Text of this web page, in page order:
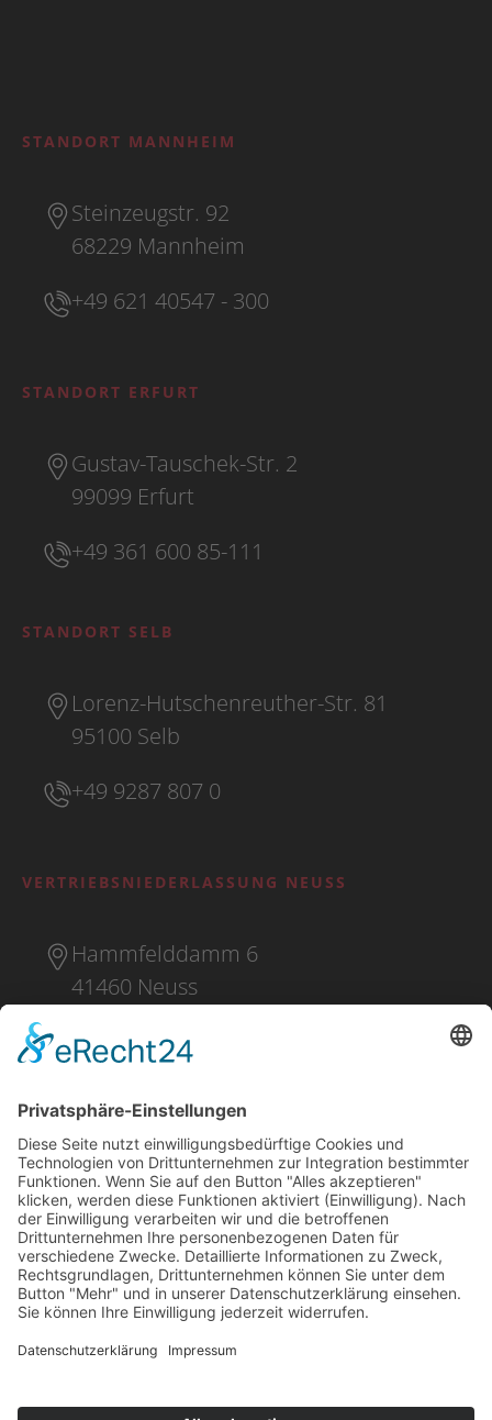
STANDORT MANNHEIM
Steinzeugstr. 92
68229 Mannheim
+49 621 40547 - 300
STANDORT ERFURT
Gustav-Tauschek-Str. 2
99099 Erfurt
+49 361 600 85-111
STANDORT SELB
Lorenz-Hutschenreuther-Str. 81
95100 Selb
+49 9287 807 0
VERTRIEBSNIEDERLASSUNG NEUSS
Hammfelddamm 6
41460 Neuss
+49 2131 16 37 0
DOWNLOADSPRESSEIMPRESSUMDATENSCHUTZ
EINKAUFSBEDINGUNGEN
LIEFER- UND ZAHLUNGSBEDINGUNGEN